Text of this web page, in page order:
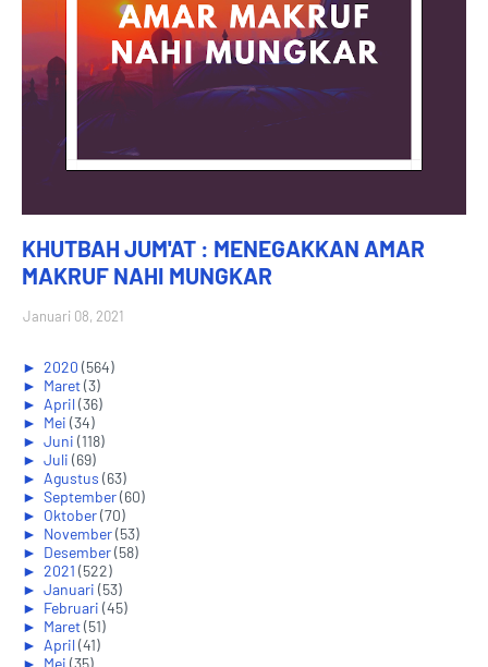
KHUTBAH JUM'AT : MENEGAKKAN AMAR
MAKRUF NAHI MUNGKAR
Januari 08, 2021
► 2020 (564)
► Maret(3)
► April(36)
► Mei (34)
► Juni (118)
► Juli (69)
► Agustus (63)
► September(60)
► Oktober(70)
► November(53)
► Desember(58)
► 2021 (522)
► Januari (53)
► Februari (45)
► Maret(51)
► April(41)
► Mei (35)